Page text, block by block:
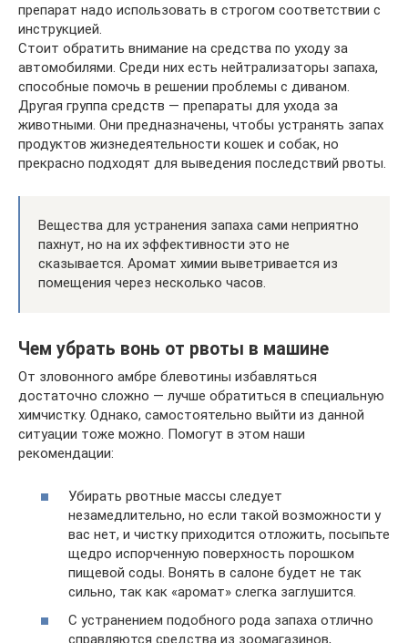
препарат надо использовать в строгом соответствии с
инструкцией.
Стоит обратить внимание на средства по уходу за
автомобилями. Среди них есть нейтрализаторы запаха,
способные помочь в решении проблемы с диваном.
Другая группа средств — препараты для ухода за
животными. Они предназначены, чтобы устранять запах
продуктов жизнедеятельности кошек и собак, но
прекрасно подходят для выведения последствий рвоты.
Вещества для устранения запаха сами неприятно
пахнут, но на их эффективности это не
сказывается. Аромат химии выветривается из
помещения через несколько часов.
Чем убрать вонь от рвоты в машине
От зловонного амбре блевотины избавляться
достаточно сложно — лучше обратиться в специальную
химчистку. Однако, самостоятельно выйти из данной
ситуации тоже можно. Помогут в этом наши
рекомендации:
Убирать рвотные массы следует
незамедлительно, но если такой возможности у
вас нет, и чистку приходится отложить, посыпьте
щедро испорченную поверхность порошком
пищевой соды. Вонять в салоне будет не так
сильно, так как «аромат» слегка заглушится.
С устранением подобного рода запаха отлично
справляются средства из зоомагазинов,